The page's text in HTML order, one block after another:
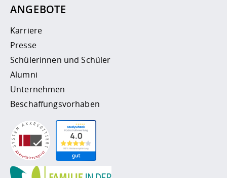
ANGEBOTE
Karriere
Presse
Schülerinnen und Schüler
Alumni
Unternehmen
Beschaffungsvorhaben